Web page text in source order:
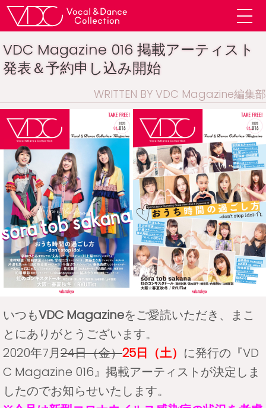
VDC Magazine 016 掲載アーティスト
発表＆予約申し込み開始
WRITTEN BY VDC Magazine編集部
いつもVDC Magazineをご愛読いただき、まこ
とにありがとうございます。
2020年7月24日（金）25日（土） に発行の『VD
C Magazine 016』掲載アーティストが決定しま
したのでお知らせいたします。